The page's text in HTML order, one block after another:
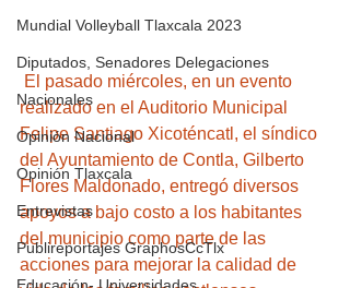
Mundial Volleyball Tlaxcala 2023
Diputados, Senadores Delegaciones
Nacionales
Opinión Nacional
Opinión Tlaxcala
Entrevistas
Publireportajes GraphosCcTlx
El pasado miércoles, en un evento
realizado en el Auditorio Municipal
Felipe Santiago Xicoténcatl, el síndico
del Ayuntamiento de Contla, Gilberto
Flores Maldonado, entregó diversos
apoyos a bajo costo a los habitantes
del municipio como parte de las
acciones para mejorar la calidad de